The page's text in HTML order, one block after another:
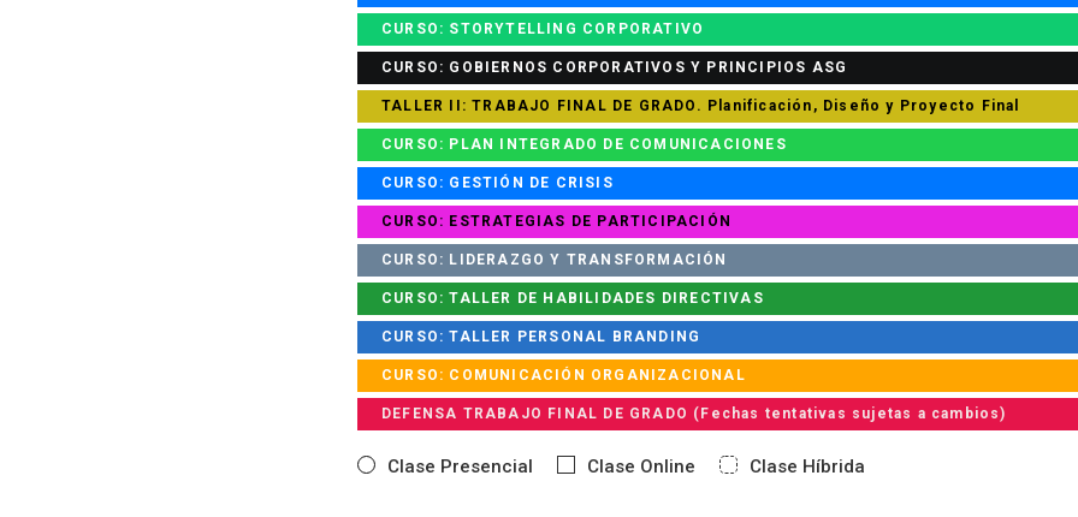
CURSO: STORYTELLING CORPORATIVO
CURSO: GOBIERNOS CORPORATIVOS Y PRINCIPIOS ASG
TALLER II: TRABAJO FINAL DE GRADO. Planificación, Diseño y Proyecto Final
CURSO: PLAN INTEGRADO DE COMUNICACIONES
CURSO: GESTIÓN DE CRISIS
CURSO: ESTRATEGIAS DE PARTICIPACIÓN
CURSO: LIDERAZGO Y TRANSFORMACIÓN
CURSO: TALLER DE HABILIDADES DIRECTIVAS
CURSO: TALLER PERSONAL BRANDING
CURSO: COMUNICACIÓN ORGANIZACIONAL
DEFENSA TRABAJO FINAL DE GRADO (Fechas tentativas sujetas a cambios)
Clase Presencial Clase Online Clase Híbrida